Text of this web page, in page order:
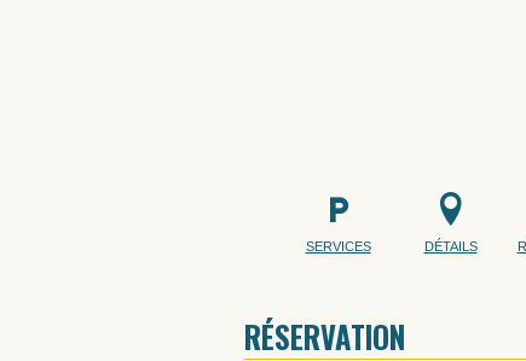
SERVICES DÉTAILS
RÉSERVATION